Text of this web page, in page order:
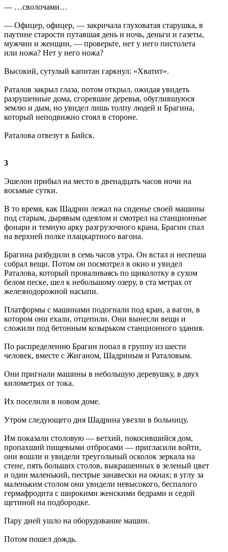
— …сволочами…
— Офицер, офицер, — закричала глуховатая старушка, в
паутине старости путавшая день и ночь, деньги и газеты,
мужчин и женщин, — проверьте, нет у него пистолета
или ножа? Нет у него ножа?
Высокий, сутулый капитан гаркнул: «Хватит».
Раталов закрыл глаза, потом открыл, ожидая увидеть
разрушенные дома, сгоревшие деревья, обуглившуюся
землю и дым, но увидел лишь толпу людей и Брагина,
который неподвижно стоял в стороне.
Раталова отвезут в Бийск.
3
Эшелон прибыл на место в двенадцать часов ночи на
восьмые сутки.
В то время, как Шадрин лежал на сиденье своей машины
под старым, дырявым одеялом и смотрел на станционные
фонари и темную арку разгрузочного крана, Брагин спал
на верхней полке плацкартного вагона.
Брагина разбудили в семь часов утра. Он встал и неспеша
собрал вещи. Потом он посмотрел в окно и увидел
Раталова, который проваливаясь по щиколотку в сухом
белом песке, шел к небольшому озеру, в ста метрах от
железнодорожной насыпи.
Платформы с машинами подогнали под кран, а вагон, в
котором они ехали, отцепили. Они вынесли вещи и
сложили под бетонным козырьком станционного здания.
По распределению Брагин попал в группу из шести
человек, вместе с Жиганом, Шадриным и Раталовым.
Они пригнали машины в небольшую деревушку, в двух
километрах от тока.
Их поселили в новом доме.
Утром следующего дня Шадрина увезли в больницу.
Им показали столовую — ветхий, покосившийся дом,
пропахший пищевыми отбросами — пригласили войти,
они вошли и увидели треугольный осколок зеркала на
стене, пять больших столов, выкрашенных в зеленый цвет
и один маленький, пестрые занавески на окнах; в углу за
маленьким столом они увидели невысокого, беспалого
гермафродита с широкими женскими бедрами и седой
щетиной на подбородке.
Пару дней ушло на оборудование машин.
Потом пошел дождь.